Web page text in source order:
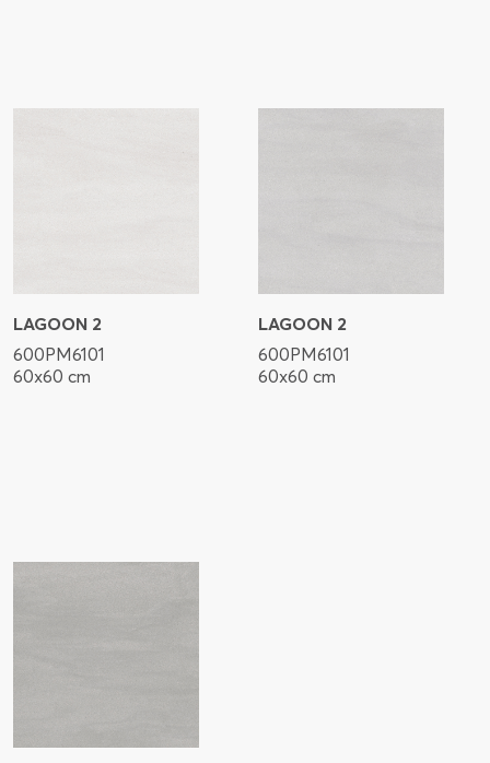
LAGOON 2
600PM6101
60x60 cm
LAGOON 2
600PM6101
60x60 cm